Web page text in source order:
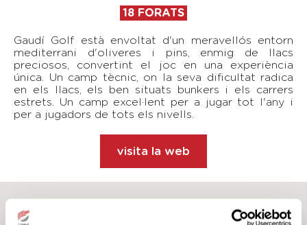
18 FORATS
Gaudí Golf està envoltat d'un meravellós entorn
mediterrani d'oliveres i pins, enmig de llacs
preciosos, convertint el joc en una experiència
única. Un camp tècnic, on la seva dificultat radica
en els llacs, els ben situats bunkers i els carrers
estrets. Un camp excel·lent per a jugar tot l'any i
per a jugadors de tots els nivells.
visita la web